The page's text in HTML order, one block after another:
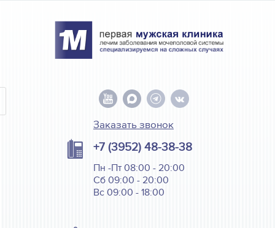
Заказать звонок
+7 (3952) 48-38-38
Пн -Пт 08:00 - 20:00
Сб 09:00 - 20:00
Вс 09:00 - 18:00